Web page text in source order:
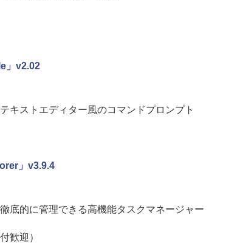
」v2.02
キストエディター風のコマンドプロンプト
」v3.9.4
底的に管理できる高機能タスクマネージャー
歓迎）